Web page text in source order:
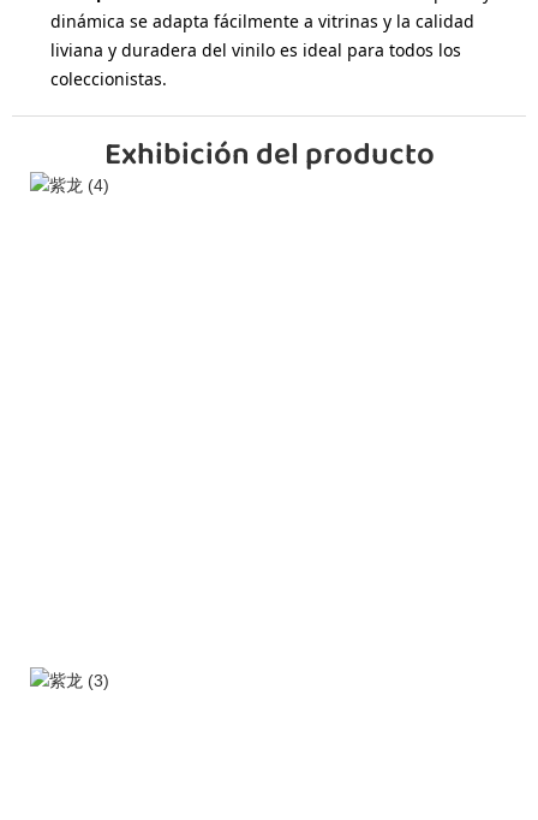
dinámica se adapta fácilmente a vitrinas y la calidad
liviana y duradera del vinilo es ideal para todos los
coleccionistas.
Exhibición del producto